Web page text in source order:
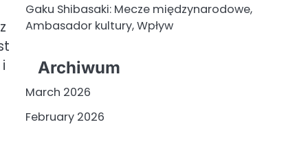
Gaku Shibasaki: Mecze międzynarodowe,
Ambasador kultury, Wpływ
Archiwum
March 2026
February 2026